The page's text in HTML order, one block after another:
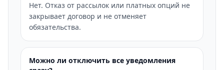
Нет. Отказ от рассылок или платных опций не
закрывает договор и не отменяет
обязательства.
Можно ли отключить все уведомления